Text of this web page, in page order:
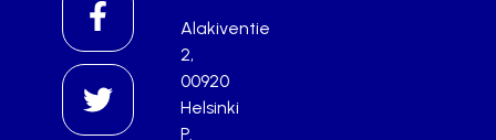
Alakiventie
2,
00920
Helsinki
P.